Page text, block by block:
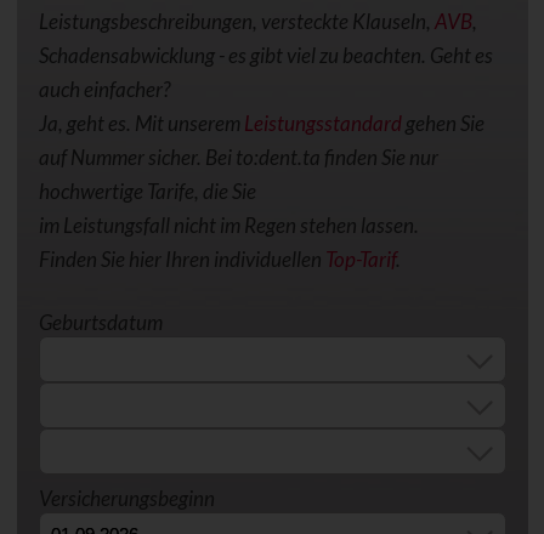
Leistungsbeschreibungen, versteckte Klauseln, AVB,
Schadensabwicklung - es gibt viel zu beachten. Geht es
auch einfacher?
Ja, geht es. Mit unserem Leistungsstandardgehen Sie
auf Nummer sicher. Bei to:dent.ta finden Sie nur
hochwertige Tarife, die Sie
im Leistungsfall nicht im Regen stehen lassen.
Finden Sie hier Ihren individuellen Top-Tarif.
Geburtsdatum
Versicherungsbeginn